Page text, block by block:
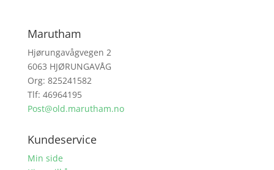
Marutham
Hjørungavågvegen 2
6063 HJØRUNGAVÅG
Org: 825241582
Tlf: 46964195
Post@old.marutham.no
Kundeservice
Min side